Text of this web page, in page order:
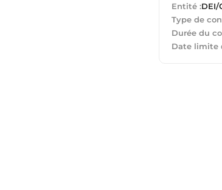
Entité :DEI/
Type de
Durée du
Date limite